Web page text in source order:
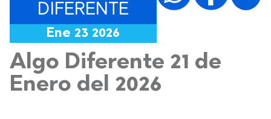
DIFERENTE
Ene 23 2026
Algo Diferente 21 de
Enero del 2026